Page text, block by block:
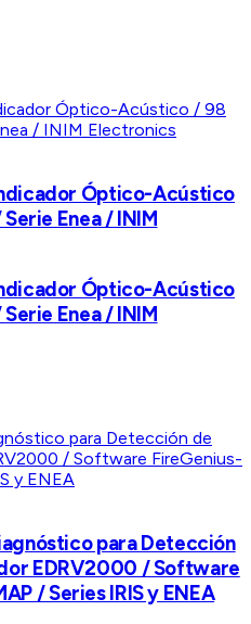
Óptico-Acústico
Enea / INIM
Óptico-Acústico
Enea / INIM
para Detección
EDRV2000 / Software
/ Series IRIS y ENEA